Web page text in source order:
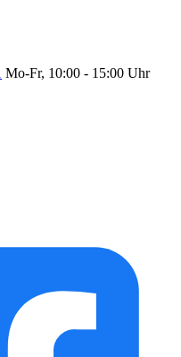
Mo-Fr, 10:00 - 15:00 Uhr